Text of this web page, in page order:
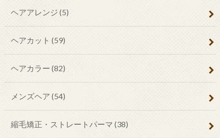
ヘアアレンジ (5)
ヘアカット (59)
ヘアカラー (82)
メンズヘア (54)
縮毛矯正・ストレートパーマ (38)